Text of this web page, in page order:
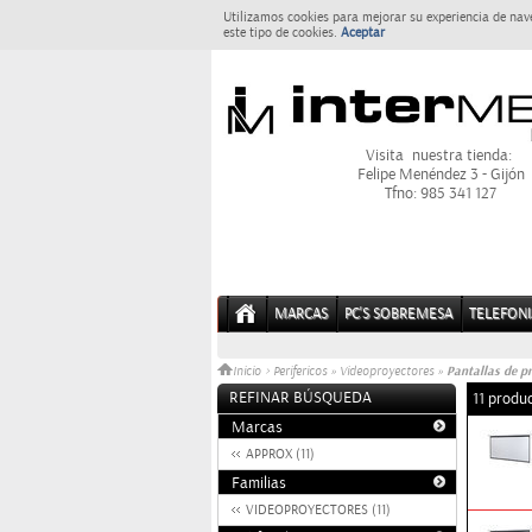
Utilizamos cookies para mejorar su experiencia de
este tipo de cookies. Aceptar
Visita nuestra tienda:
Felipe Menéndez 3 - Gijón
Tfno: 985 341 127
MARCAS PC'S SOBREMESA
Inicio > Perifericos » Videoproyectores » Pantallas de
REFINAR BÚSQUEDA
Marcas
APPROX (11)
Familias
VIDEOPROYECTORES (11)
11